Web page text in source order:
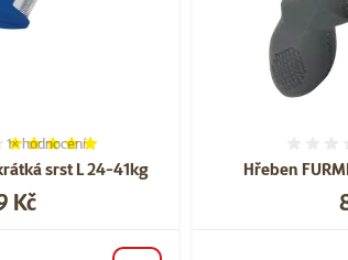
srst L 24-41kg
Hodnocení 100%, počet hodnocení: 1
1×hodnocení
Kč
Hřeben